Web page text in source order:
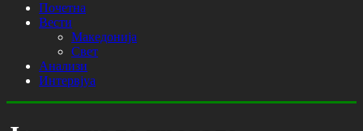
Почетна
Вести
Македонија
Свет
Анализи
Интервјуа